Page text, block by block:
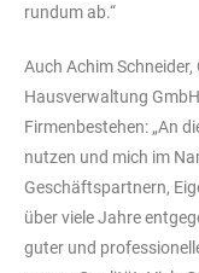
rundum ab.“
Auch Achim
Hausverwaltung
Firmenbestehen: „An
nutzen und mich im
Geschäftspartnern,
über viele Jahre
guter und